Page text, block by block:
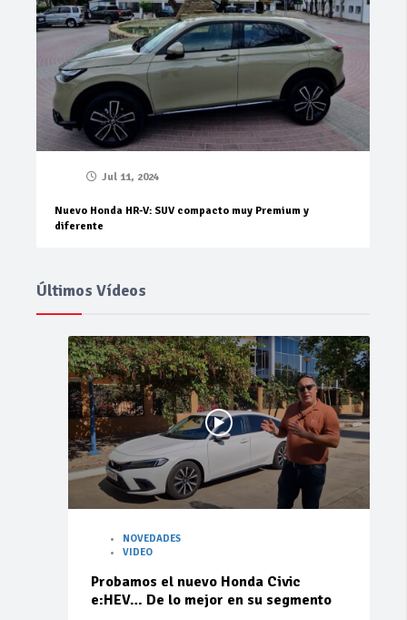
Jul 11, 2024
Nuevo Honda HR-V: SUV compacto muy Premium y
diferente
Últimos Vídeos
NOVEDADES
VIDEO
Probamos el nuevo Honda Civic
e:HEV… De lo mejor en su segmento